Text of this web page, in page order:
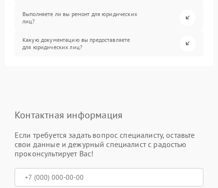
Выполняете ли вы ремонт для юридических
лиц?
Какую документацию вы предоставляете
для юридических лиц?
Контактная информация
Если требуется задать вопрос специалисту, оставьте
свои данные и дежурный специалист с радостью
проконсультирует Вас!